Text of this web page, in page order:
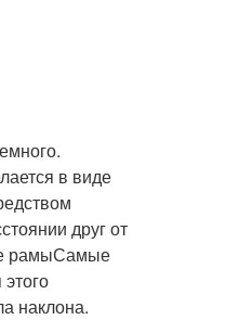
в виде
друг от
рамыСамые
наклона.